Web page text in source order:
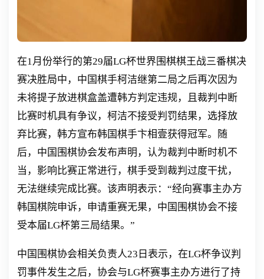
在1月份举行的第29届LG杯世界围棋棋王战三番棋决
赛决胜局中，中国棋手柯洁继第二局之后再次因为
未将提子放进棋盒盖遭韩方判定违规，且裁判中断
比赛时机具有争议，柯洁不接受判罚结果，选择放
弃比赛，韩方宣布韩国棋手卞相壹获得冠军。随
后，中国围棋协会发布声明，认为裁判中断时机不
当，影响比赛正常进行，棋手受到裁判过度干扰，
无法继续完成比赛。该声明表示：“经向赛事主办方
韩国棋院申诉，申请重赛无果，中国围棋协会不接
受本届LG杯第三局结果。”
中国围棋协会相关负责人23日表示，在LG杯争议判
罚事件发生之后，协会与LG杯赛事主办方进行了持